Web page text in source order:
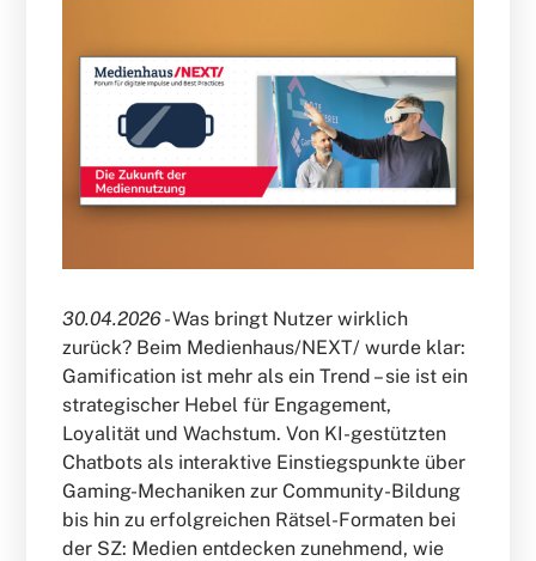
30.04.2026 -Was bringt Nutzer wirklich
zurück? Beim Medienhaus/NEXT/ wurde klar:
Gamification ist mehr als ein Trend – sie ist ein
strategischer Hebel für Engagement,
Loyalität und Wachstum. Von KI-gestützten
Chatbots als interaktive Einstiegspunkte über
Gaming-Mechaniken zur Community-Bildung
bis hin zu erfolgreichen Rätsel-Formaten bei
der SZ: Medien entdecken zunehmend, wie